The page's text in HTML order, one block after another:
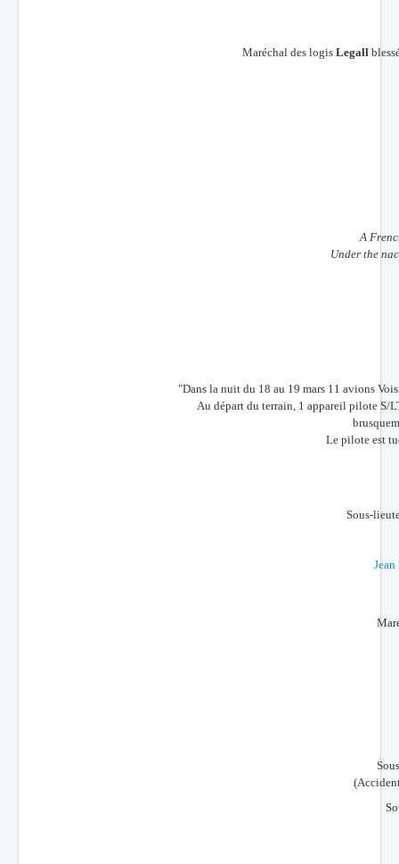
Maréchal des logis Legall
A
Under the
"Dans la nuit du 18 au 19 mars 11 avions
Au départ du terrain, 1 appareil pilote S/
Le pilote est
Sous-
Jean